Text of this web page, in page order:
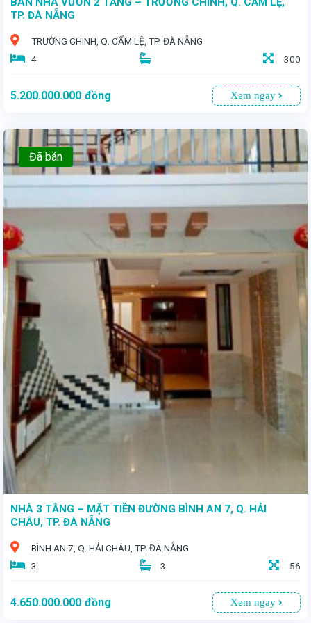
TP. ĐÀ NẴNG
TRƯỜNG CHINH, Q. CẨM LỆ, TP. ĐÀ NẴNG
4
300
5.200.000.000 đồng Xem ngay
Đã bán
NHÀ 3 TẦNG – MẶT TIỀN ĐƯỜNG BÌNH AN 7, Q. HẢI
CHÂU, TP. ĐÀ NẴNG
BÌNH AN 7, Q. HẢI CHÂU, TP. ĐÀ NẴNG
3
3 56
4.650.000.000 đồng Xem ngay